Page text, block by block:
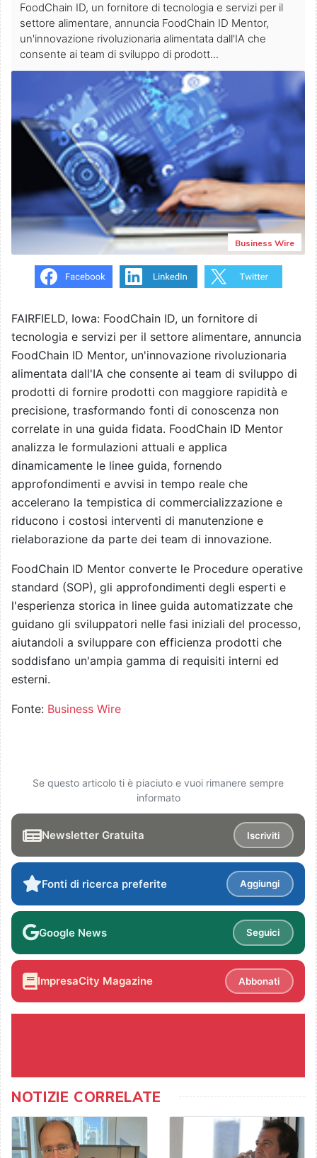
FoodChain ID, un fornitore di tecnologia e servizi per il
settore alimentare, annuncia FoodChain ID Mentor,
un'innovazione rivoluzionaria alimentata dall'IA che
consente ai team di sviluppo di prodott...
Business Wire
FAIRFIELD, Iowa: FoodChain ID, un fornitore di
tecnologia e servizi per il settore alimentare, annuncia
FoodChain ID Mentor, un'innovazione rivoluzionaria
alimentata dall'IA che consente ai team di sviluppo di
prodotti di fornire prodotti con maggiore rapidità e
precisione, trasformando fonti di conoscenza non
correlate in una guida fidata. FoodChain ID Mentor
analizza le formulazioni attuali e applica
dinamicamente le linee guida, fornendo
approfondimenti e avvisi in tempo reale che
accelerano la tempistica di commercializzazione e
riducono i costosi interventi di manutenzione e
rielaborazione da parte dei team di innovazione.
FoodChain ID Mentor converte le Procedure operative
standard (SOP), gli approfondimenti degli esperti e
l'esperienza storica in linee guida automatizzate che
guidano gli sviluppatori nelle fasi iniziali del processo,
aiutandoli a sviluppare con efficienza prodotti che
soddisfano un'ampia gamma di requisiti interni ed
esterni.
Fonte: Business Wire
Se questo articolo ti è piaciuto e vuoi rimanere sempre
informato
Newsletter Gratuita Iscriviti
Fonti di ricerca preferite Aggiungi
Google News Seguici
ImpresaCity Magazine Abbonati
NOTIZIE CORRELATE